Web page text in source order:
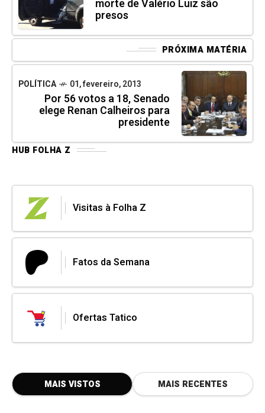
morte de Valério Luiz são
presos
PRÓXIMA MATÉRIA
POLÍTICA 01, fevereiro, 2013
Por 56 votos a 18, Senado
elege Renan Calheiros para
presidente
HUB FOLHA Z
Visitas à Folha Z
Fatos da Semana
Ofertas Tatico
MAIS VISTOS MAIS RECENTES